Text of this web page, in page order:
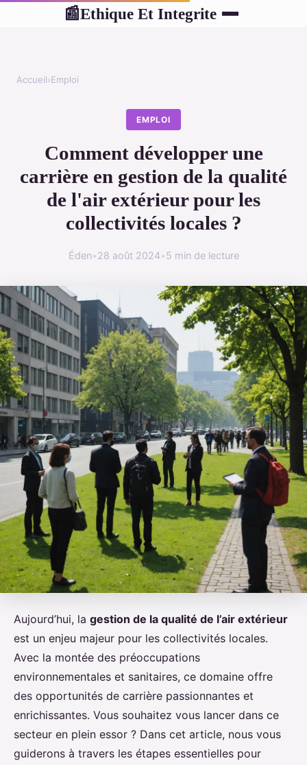
📰Ethique Et Integrite
Accueil›Emploi
EMPLOI
Comment développer une
carrière en gestion de la qualité
de l'air extérieur pour les
collectivités locales ?
Éden•28 août 2024•5 min de lecture
Aujourd’hui, la gestion de la qualité de l’air extérieur
est un enjeu majeur pour les collectivités locales.
Avec la montée des préoccupations
environnementales et sanitaires, ce domaine offre
des opportunités de carrière passionnantes et
enrichissantes. Vous souhaitez vous lancer dans ce
secteur en plein essor ? Dans cet article, nous vous
guiderons à travers les étapes essentielles pour